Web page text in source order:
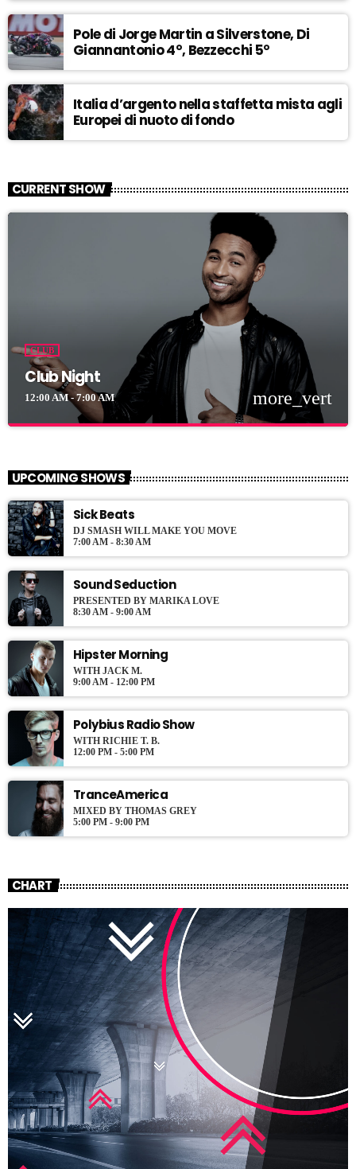
Pole di Jorge Martin a Silverstone, Di
Giannantonio 4°, Bezzecchi 5°
Italia d’argento nella staffetta mista agli
Europei di nuoto di fondo
CURRENT SHOW
CLUB
Club Night
12:00 AM - 7:00 AM more_vert
Presented by Dj Ross
For every Show page the timetable is auomatically generated
from the schedule, and you can set automatic carousels of
Podcasts, Articles and Charts by simply choosing a category.
UPCOMING SHOWS
Sick Beats
DJ SMASH WILL MAKE YOU MOVE
7:00 AM - 8:30 AM
Sound Seduction
PRESENTED BY MARIKA LOVE
8:30 AM - 9:00 AM
Hipster Morning
WITH JACK M.
9:00 AM - 12:00 PM
Polybius Radio Show
WITH RICHIE T. B.
12:00 PM - 5:00 PM
TranceAmerica
MIXED BY THOMAS GREY
5:00 PM - 9:00 PM
CHART